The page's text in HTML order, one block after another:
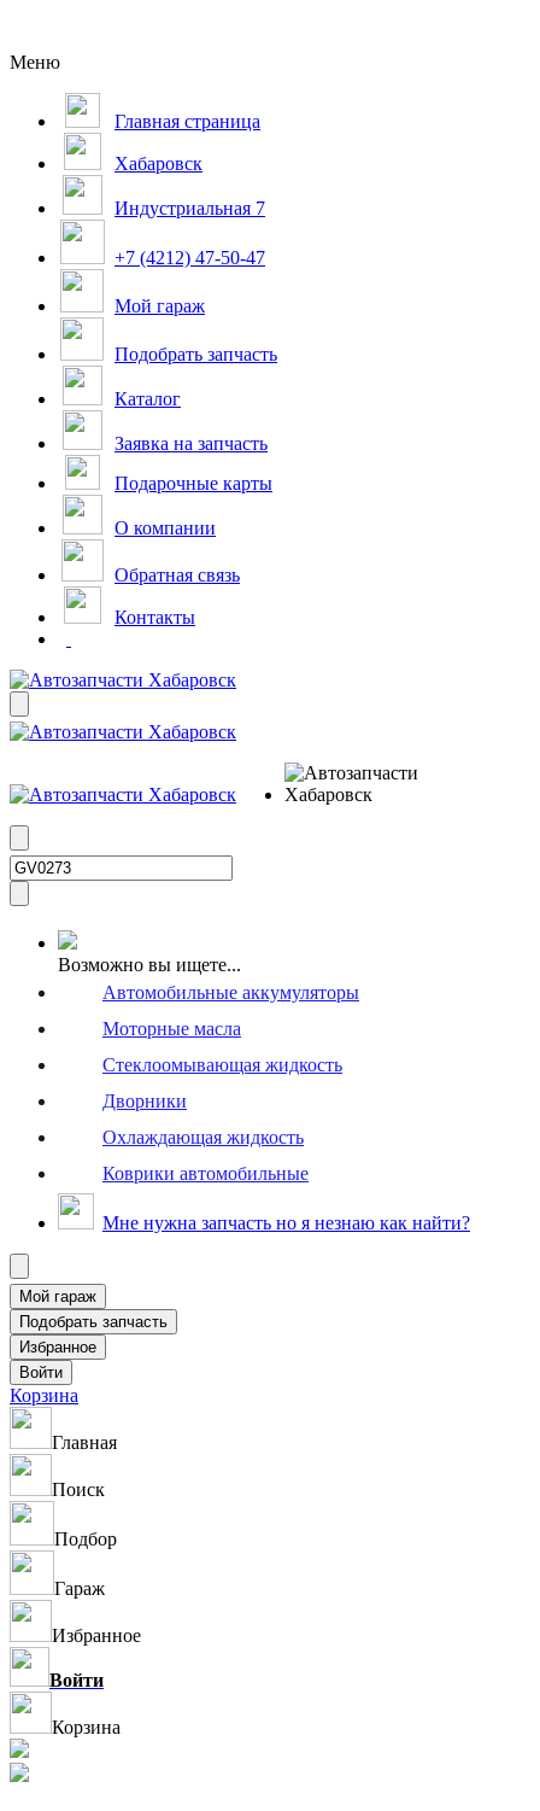
Меню
Главная страница
Хабаровск
Индустриальная 7
+7 (4212) 47-50-47
Мой гараж
Подобрать запчасть
Каталог
Заявка на запчасть
Подарочные карты
О компании
Обратная связь
Контакты
Возможно вы ищете...
Автомобильные аккумуляторы
Моторные масла
Стеклоомывающая жидкость
Дворники
Охлаждающая жидкость
Коврики автомобильные
Мне нужна запчасть но я незнаю как найти?
Корзина
Главная
Поиск
Подбор
Гараж
Избранное
Войти
Корзина